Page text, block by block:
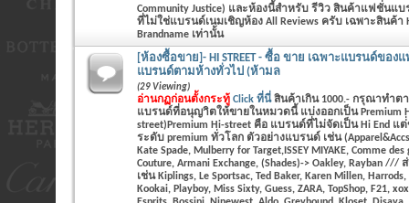
Community Justice) และห้องนี้สำหรับ รีวิว สินค้าแฟชั่นแ
ที่ไม่ใช่แบรนด์เนมเชิญห้อง All Reviews ครับ เฉพาะสินค้า
Brandname เท่านั้น
[ห้องซื้อขาย]- HI STREET - ซื้อ ขาย เฉพาะแบรนด์ของ
แบรนด์ตามห้างทั่วไป (ห้ามล
(29 Viewing)
อ่านกฏก่อนตั้งกระทู้ Click ที่นี่ สินค้าเกิน 1000.- กรุณาทำ
แบรนด์ที่อนุญาิตให้ขายในหมวดนี้ แบ่งออกเป็น Premium
street)Premium Hi-street คือ แบรนด์ที่ไม่จัดเป็น Hi End
ระดับ premium ทั่วโลก ตัวอย่างแบรนด์ เช่น
Kate Spade, Mulberry for Target,ISSEY MIYAKE, Comme des
Couture, Armani Exchange, (Shades)-> Oakley, Rayban ///
เช่น Kiplings, Le Sportsac, Ted Baker, Karen Millen,
Kookai, Playboy, Miss Sixty, Guess, ZARA, TopShop, F21,